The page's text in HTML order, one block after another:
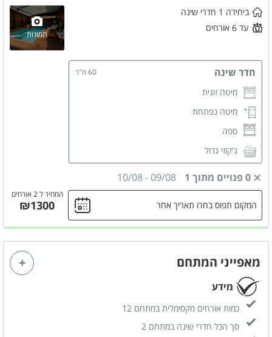
תמונות
ביחידה 1 חדרי שינה
עד 6 אורחים
חדר שינה 60 מ"ר
מיטה זוגית
מיטה נפתחת
ספה
ג'קוזי גדול
פינת קפה
פינת אוכל
נוף
מרפסת שמש
מיקרוגל
קומקום חשמלי
מסך LCD
המחיר ל 2 אורחים
0 פנויים מתוך 1 09/08
-
10/08
₪1300 המקום תפוס בחרו תאריך אחר
מאפייני המתחם
מידע
כמות אורחים מקסימלית במתחם 12
סך הכל חדרי שינה במתחם 2